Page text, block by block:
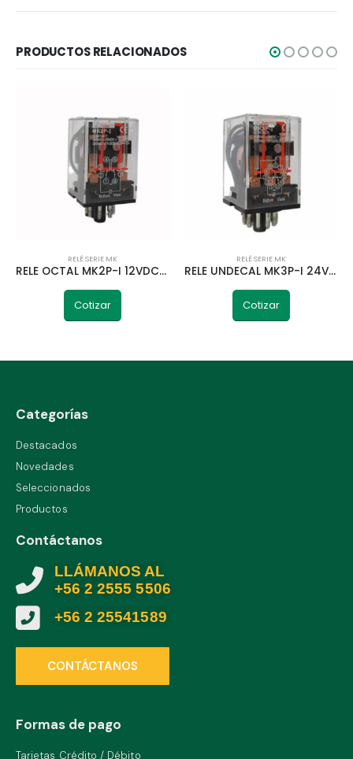
PRODUCTOS RELACIONADOS
RELÉ SERIE MK
RELE OCTAL MK2P-I 12VDC 2NA/2NC 50HZ TELETRIC
Cotizar
RELÉ SERIE MK
RELE UNDECAL MK3P-I 24VDC 3NA/3NC 50HZ TELETRIC
Cotizar
Categorías
Destacados
Novedades
Seleccionados
Productos
Contáctanos
LLÁMANOS AL
+56 2 2555 5506
+56 2 25541589
CONTÁCTANOS
Formas de pago
Tarjetas Crédito / Débito